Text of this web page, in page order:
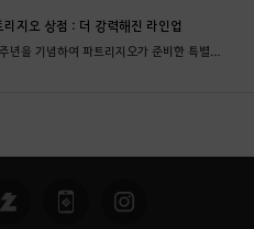
리지오 상점 : 더 강력해진 라인업